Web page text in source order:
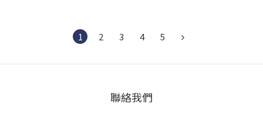
1 2 3 4 5
聯絡我們